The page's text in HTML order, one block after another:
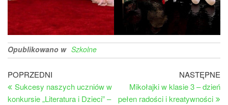
Opublikowano w Szkolne
Nawigacja
wpisu
Poprzedni
wpis
POPRZEDNI
Sukcesy naszych uczniów w
konkursie „Literatura i Dzieci” –
NASTĘPNE
Mikołajki w klasie 3 – dzień
pełen radości i kreatywności